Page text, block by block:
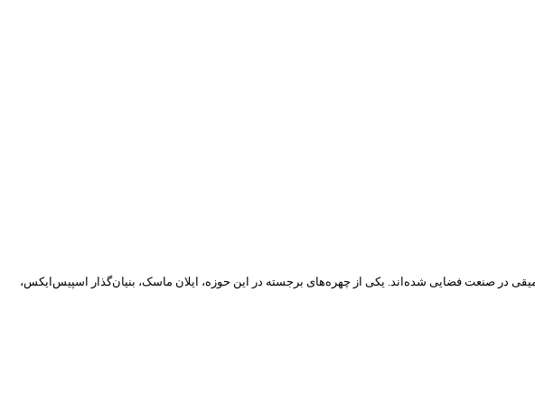
در صنعت فضایی شده‌اند. یکی از چهره‌های برجسته در این حوزه، ایلان ماسک، بنیان‌گذار اسپیس‌ایکس،